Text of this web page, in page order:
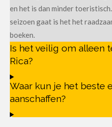
en het is dan minder
seizoen gaat is het het
boeken.
Is het veilig om alleen
Rica?
Waar kun je het beste
aanschaffen?